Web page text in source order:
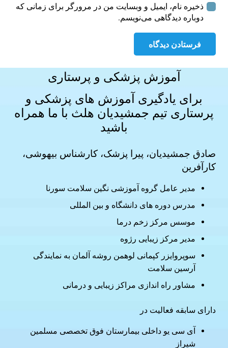
ذخیره نام، ایمیل و وبسایت من در مرورگر برای زمانی که
دوباره دیدگاهی می‌نویسم.
فرستادن دیدگاه
آموزش پزشکی و پرستاری
برای یادگیری آموزش های پزشکی و
پرستاری تیم جمشیدیان هلث با ما همراه
باشید
صادق جمشیدیان، پیرا پزشک، کارشناس بیهوشی،
کارآفرین
مدیر عامل گروه آموزشی نگین سلامت سورنا
مدرس دوره های دانشگاه و بین المللی
موسس مرکز زخم درما
مدیر مرکز زیبایی رژوه
سوپروایزر کپمانی لوهمن روشه آلمان به نمایندگی
آرسین سلامت
مشاور راه اندازی مراکز زیبایی و درمانی
دارای سابقه فعالیت در
آی سی یو داخلی بیمارستان فوق تخصصی مسلمین
شیراز